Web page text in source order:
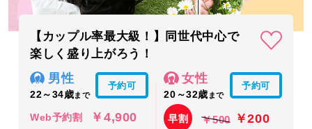
【カップル率最大級！】同世代中心で
楽しく盛り上がろう！
男性
22～34歳まで
予約可
Web予約割 ￥4,900
女性
20～32歳 まで
予約可
早割 ￥500 ￥200